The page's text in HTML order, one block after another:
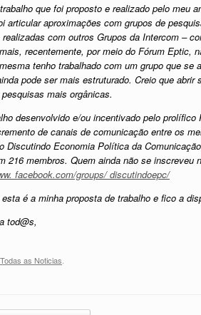
que foi proposto e realizado pelo meu
articular aproximações com grupos de
com outros Grupos da Intercom –
recentemente, por meio do Fórum Eptic,
tenho trabalhado com um grupo que
pode ser mais estruturado. Creio que
mais orgânicas.
desenvolvido e/ou incentivado pelo
de canais de comunicação entre os
Discutindo Economia Política da
216 membros. Quem ainda não se inscreveu
facebook.com/groups/ discutindoepc/
é a minha proposta de trabalho e fico a
tod@s,
Todas as Noticias.